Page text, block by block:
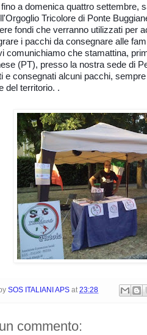
a domenica quattro settembre,
Tricolore di Ponte
fondi che verranno utilizzati per
i pacchi da consegnare alle
comunichiamo che stamattina,
(PT), presso la nostra sede di
e consegnati alcuni pacchi,
del territorio. .
SOS ITALIANI APS at 23:28
commento: